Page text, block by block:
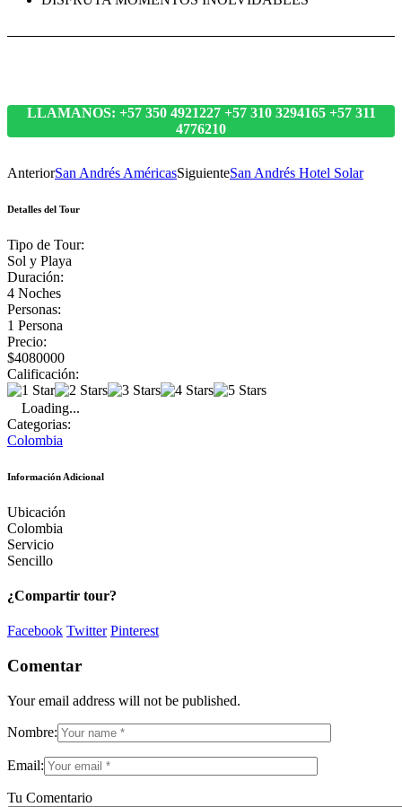
LLAMANOS: +57 350 4921227 +57 310 3294165 +57 311
4776210
AnteriorSan Andrés AméricasSiguienteSan Andrés Hotel Solar
Detalles del Tour
Tipo de Tour:
Sol y Playa
Duración:
4 Noches
Personas:
1 Persona
Precio:
$4080000
Calificación:
Loading...
Categorias:
Colombia
Información Adicional
Ubicación
Colombia
Servicio
Sencillo
¿Compartir tour?
Facebook Twitter Pinterest
Comentar
Your email address will not be published.
Nombre:
Email:
Tu Comentario